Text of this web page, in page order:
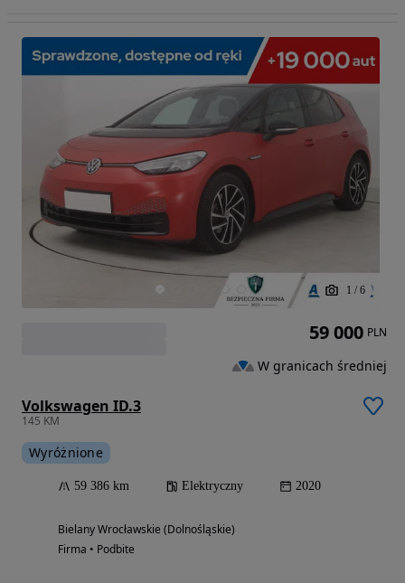
1 / 6
Volkswagen ID.3
145 KM
Wyróżnione
59 386 km Elektryczny 2020
Bielany Wrocławskie (Dolnośląskie)
Firma • Podbite
59 000 PLN
W granicach średniej